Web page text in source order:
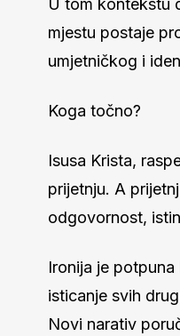
U tom kontekstu
mjestu postaje
umjetničkog i
Koga točno?
Isusa Krista,
prijetnju. A
odgovornost,
Ironija je
isticanje svih
Novi narativ